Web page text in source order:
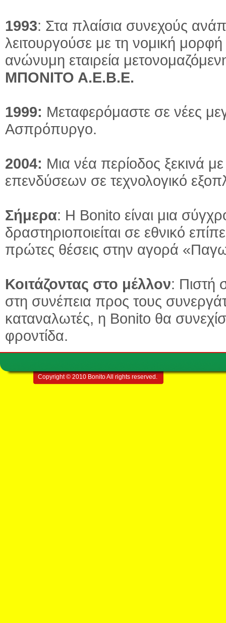
1993: Στα πλαίσια συνεχούς
λειτουργούσε με τη νομική
ανώνυμη εταιρεία
ΜΠΟΝΙΤΟ Α.Ε.Β.Ε.
1999: Μεταφερόμαστε σε νέες
Ασπρόπυργο.
2004: Μια νέα περίοδος ξεκινά
επενδύσεων σε τεχνολογικό
Σήμερα: Η Bonito είναι μια
δραστηριοποιείται σε εθνικό
πρώτες θέσεις στην αγορά
Κοιτάζοντας στο μέλλον: Πιστή
στη συνέπεια προς τους
καταναλωτές, η Bonito θα
φροντίδα.
Copyright © 2010 Bonito All rights reserved.